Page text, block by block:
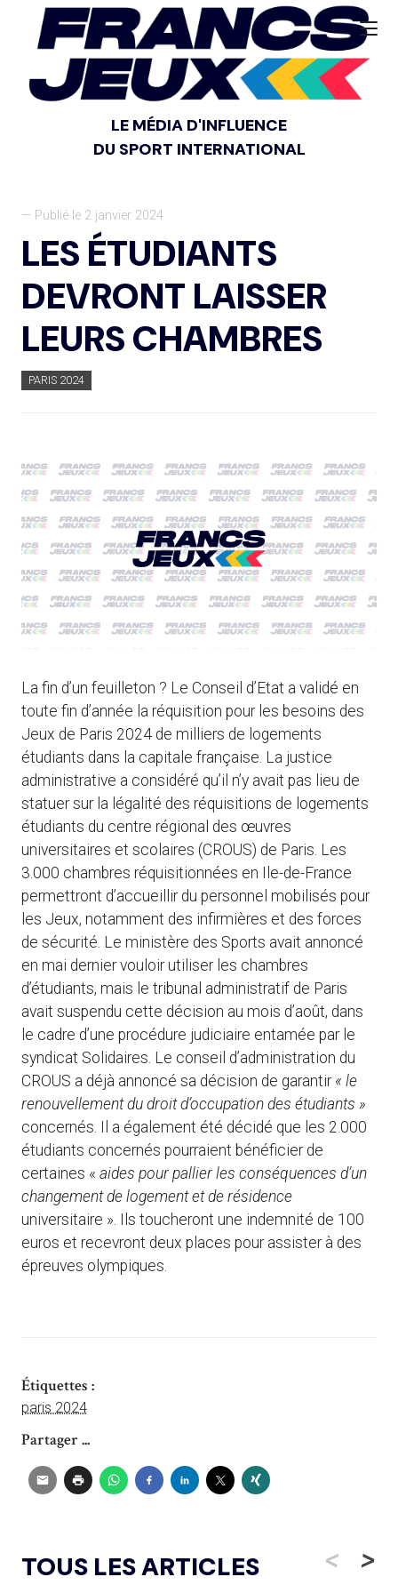
LE MÉDIA D'INFLUENCE
DU SPORT INTERNATIONAL
— Publié le 2 janvier 2024
LES ÉTUDIANTS
DEVRONT LAISSER
LEURS CHAMBRES
PARIS 2024
La fin d’un feuilleton ? Le Conseil d’Etat a validé en
toute fin d’année la réquisition pour les besoins des
Jeux de Paris 2024 de milliers de logements
étudiants dans la capitale française. La justice
administrative a considéré qu’il n’y avait pas lieu de
statuer sur la légalité des réquisitions de logements
étudiants du centre régional des œuvres
universitaires et scolaires (CROUS) de Paris. Les
3.000 chambres réquisitionnées en Ile-de-France
permettront d’accueillir du personnel mobilisés pour
les Jeux, notamment des infirmières et des forces
de sécurité. Le ministère des Sports avait annoncé
en mai dernier vouloir utiliser les chambres
d’étudiants, mais le tribunal administratif de Paris
avait suspendu cette décision au mois d’août, dans
le cadre d’une procédure judiciaire entamée par le
syndicat Solidaires. Le conseil d’administration du
CROUS a déjà annoncé sa décision de garantir « le
renouvellement du droit d’occupation des étudiants »
concernés. Il a également été décidé que les 2.000
étudiants concernés pourraient bénéficier de
certaines « aides pour pallier les conséquences d’un
changement de logement et de résidence
universitaire ». Ils toucheront une indemnité de 100
euros et recevront deux places pour assister à des
épreuves olympiques.
Étiquettes :
paris 2024
Partager ...
TOUS LES ARTICLES < >